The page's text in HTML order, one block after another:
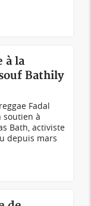
à la
Bathily
Fadal
soutien à
Bath, activiste
depuis mars